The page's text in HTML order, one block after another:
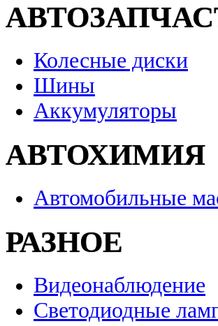
Колесные диски
Шины
Аккумуляторы
АВТОХИМИЯ
Автомобильные
РАЗНОЕ
Видеонаблюдение
Светодиодные